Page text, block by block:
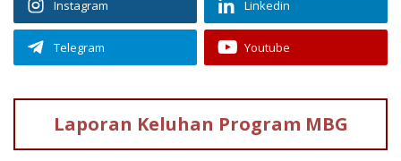
Instagram Linkedin
Telegram Youtube
Laporan Keluhan Program MBG